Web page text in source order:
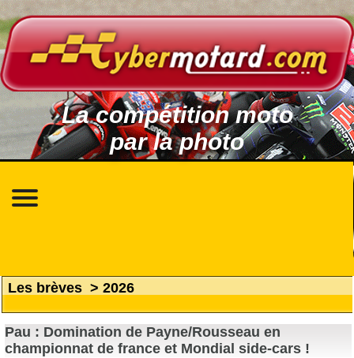
La compétition moto
par la photo
Les brèves > 2026
Pau : Domination de Payne/Rousseau en
championnat de france et Mondial side-cars !